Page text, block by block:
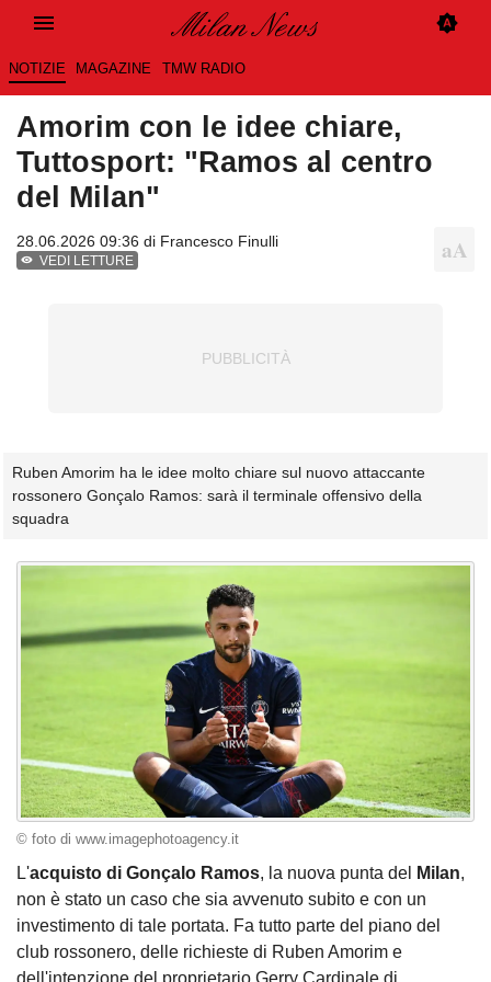
NOTIZIE MAGAZINE TMW RADIO
Amorim con le idee chiare,
Tuttosport: "Ramos al centro
del Milan"
28.06.2026 09:36 di Francesco Finulli
VEDI LETTURE
Ruben Amorim ha le idee molto chiare sul nuovo attaccante
rossonero Gonçalo Ramos: sarà il terminale offensivo della
squadra
© foto di www.imagephotoagency.it
L'acquisto di Gonçalo Ramos, la nuova punta del Milan,
non è stato un caso che sia avvenuto subito e con un
investimento di tale portata. Fa tutto parte del piano del
club rossonero, delle richieste di Ruben Amorim e